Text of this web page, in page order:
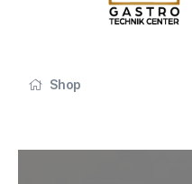
Shop